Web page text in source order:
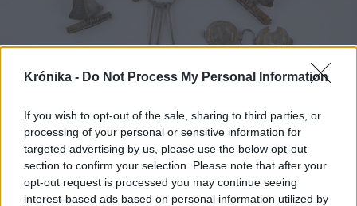
Krónika - Do Not Process My Personal Information
If you wish to opt-out of the sale, sharing to third parties, or
processing of your personal or sensitive information for
targeted advertising by us, please use the below opt-out
section to confirm your selection. Please note that after your
opt-out request is processed you may continue seeing
interest-based ads based on personal information utilized by
2025. április 11., péntek
Dák ezüstkincset találtak a Maros
megyei Beresztelkén